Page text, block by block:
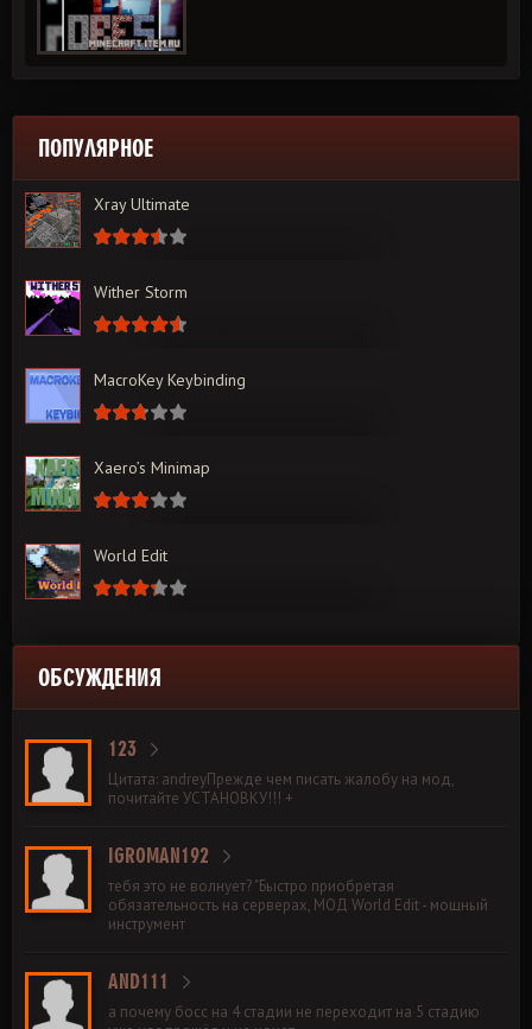
ПОПУЛЯРНОЕ
Xray Ultimate
Wither Storm
MacroKey Keybinding
Xaero’s Minimap
World Edit
ОБСУЖДЕНИЯ
123
Цитата: andreyПрежде чем писать жалобу на мод,
почитайте УСТАНОВКУ!!! +
IGROMAN192
тебя это не волнует? "Быстро приобретая
обязательность на серверах, МОД World Edit - мощный
инструмент
AND111
а почему босс на 4 стадии не переходит на 5 стадию